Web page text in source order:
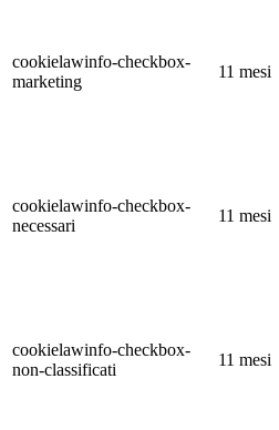
cookielawinfo-checkbox-
marketing
11 mesi
cookielawinfo-checkbox-
necessari
11 mesi
cookielawinfo-checkbox-
non-classificati
11 mesi